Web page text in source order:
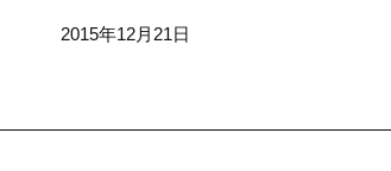
2015年12月21日